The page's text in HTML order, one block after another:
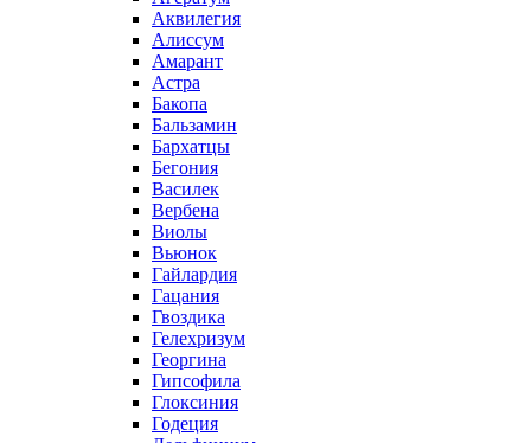
Аквилегия
Алиссум
Амарант
Астра
Бакопа
Бальзамин
Бархатцы
Бегония
Василек
Вербена
Виолы
Вьюнок
Гайлардия
Гацания
Гвоздика
Гелехризум
Георгина
Гипсофила
Глоксиния
Годеция